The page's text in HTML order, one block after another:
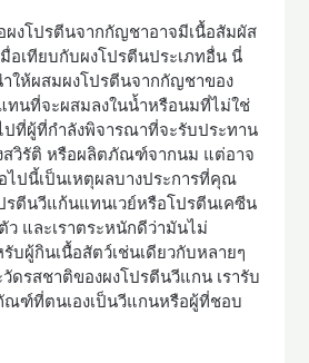
ผงโปรตีนจากกัญชาอาจมีเนื้อสัมผัส
อเทียบกับผงโปรตีนประเภทอื่น นี่
ให้ผสมผงโปรตีนจากกัญชาของ
ทนที่จะผสมลงในน้ำหรือนมที่ไม่ใช่
ปที่ผู้ที่กำลังพิจารณาที่จะรับประทาน
วิรัติ หรือผลิตภัณฑ์จากนม แต่อาจ
ไปนี้เป็นเหตุผลบางประการที่คุณ
รตีนวีแก้นแทนเวย์หรือโปรตีนเคซีน
ว และเราตระหนักดีว่ามันไม่
บผู้กินเนื้อสัตว์เช่นเดียวกับหลายๆ
ดรสชาติของผงโปรตีนวีแกน เรารับ
ฑ์ที่ตนเองเป็นวีแกนหรือผู้ที่ชอบ